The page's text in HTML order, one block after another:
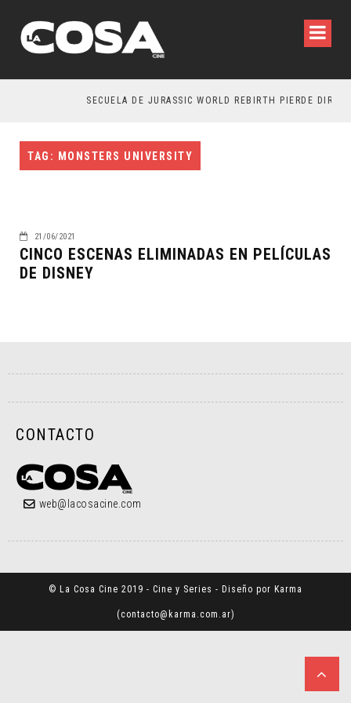
SECUELA DE JURASSIC WORLD REBIRTH PIERDE
TAG: MONSTERS UNIVERSITY
21/06/2021
CINCO ESCENAS ELIMINADAS EN PELÍCULAS
DE DISNEY
CONTACTO
web@lacosacine.com
© La Cosa Cine 2019 - Cine y Series - Diseño por Karma
(contacto@karma.com.ar)